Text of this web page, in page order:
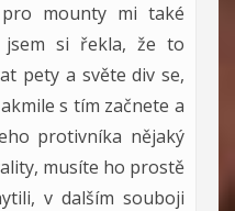
mounty mi také
si řekla, že to
pety a světe div se,
s tím začnete a
protivníka nějaký
musíte ho prostě
v dalším souboji